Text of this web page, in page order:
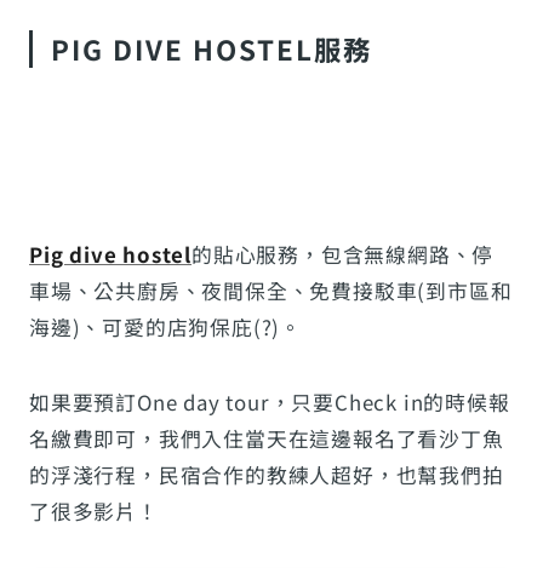
PIG DIVE HOSTEL服務
Pig dive hostel的貼心服務，包含無線網路、停
車場、公共廚房、夜間保全、免費接駁車(到市區和
海邊)、可愛的店狗保庇(?)。
如果要預訂One day tour，只要Check in的時候報
名繳費即可，我們入住當天在這邊報名了看沙丁魚
的浮淺行程，民宿合作的教練人超好，也幫我們拍
了很多影片！